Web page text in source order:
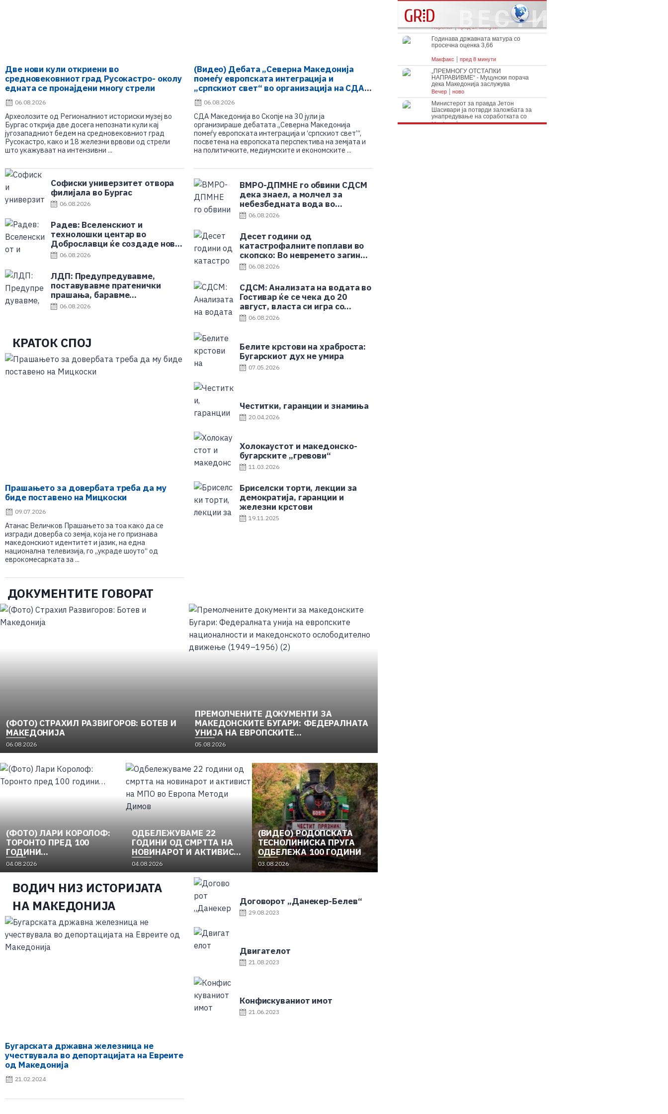
Две нови кули откриени во
средновековниот град Русокастро- околу
едната се пронајдени многу стрели
06.08.2026
Археолозите од Регионалниот историски музеј во
Бургас открија две досега непознати кули кај
југозападниот бедем на средновековниот град
Русокастро, како и 18 железни врвови од стрели
што укажуваат на интензивни ...
Софиски универзитет отвора
филијала во Бургас
06.08.2026
Радев: Вселенскиот и
технолошки центар во
Доброславци ќе создаде нови
можности за инвестиции,
високотехнолошко
производство
06.08.2026
ЛДП: Предупредувавме,
поставувавме пратенички
прашања, баравме
одговорност – денес
06.08.2026
(Видео) Дебата „Северна Македонија
помеѓу европската интеграција и
„српскиот свет“ во организација на СДА
Македонија
06.08.2026
СДА Македонија во Скопје на 30 јули ја
организираше дебатата „Северна Македонија
помеѓу европската интеграција и ‘српскиот свет’“,
посветена на европската перспектива на земјата и
на политичките, медиумските и економските ...
ВМРО-ДПМНЕ го обвини СДСМ
дека знаел, а молчел за
небезбедната вода во
Гостивар
06.08.2026
Десет години од
катастрофалните поплави во
скопско: Во невремето загинаа
22 лица
06.08.2026
СДСМ: Анализата на водата во
Гостивар ќе се чека до 20
август, власта си игра со
здравјето на граѓаните
06.08.2026
КРАТОК СПОЈ
Прашањето за довербата треба да му
биде поставено на Мицкоски
09.07.2026
Атанас Величков Прашањето за тоа како да се
изгради доверба со земја, која не го признава
македонскиот идентитет и јазик, на една
национална телевизија, го „украде шоуто“ од
еврокомесарката за ...
Белите крстови на храброста:
Бугарскиот дух не умира
07.05.2026
Честитки, гаранции и знамиња
20.04.2026
Холокаустот и македонско-
бугарските „гревови“
11.03.2026
Бриселски торти, лекции за
демократија, гаранции и
железни крстови
19.11.2025
ДОКУМЕНТИТЕ ГОВОРАТ
(ФОТО) СТРАХИЛ РАЗВИГОРОВ: БОТЕВ И
МАКЕДОНИЈА
06.08.2026
ПРЕМОЛЧЕНИТЕ ДОКУМЕНТИ ЗА
МАКЕДОНСКИТЕ БУГАРИ: ФЕДЕРАЛНАТА
УНИЈА НА ЕВРОПСКИТЕ
НАЦИОНАЛНОСТИ И МАКЕДОНСКОТО
ОСЛОБОДИТЕЛНО ДВИЖЕЊЕ (1949–
05.08.2026
(ФОТО) ЛАРИ КОРОЛОФ:
ТОРОНТО ПРЕД 100
ГОДИНИ…
04.08.2026
ОДБЕЛЕЖУВАМЕ 22
ГОДИНИ ОД СМРТТА НА
НОВИНАРОТ И АКТИВИСТ
НА МПО ВО ЕВРОПА
МЕТОДИ ДИМОВ
04.08.2026
(ВИДЕО) РОДОПСКАТА
ТЕСНОЛИНИСКА ПРУГА
ОДБЕЛЕЖА 100 ГОДИНИ
03.08.2026
ВОДИЧ НИЗ ИСТОРИЈАТА
НА МАКЕДОНИЈА
Бугарската државна железница не
учествувала во депортацијата на Евреите
од Македонија
21.02.2024
Договорот „Данекер-Белев“
29.08.2023
Двигателот
21.08.2023
Конфискуваниот имот
21.06.2023